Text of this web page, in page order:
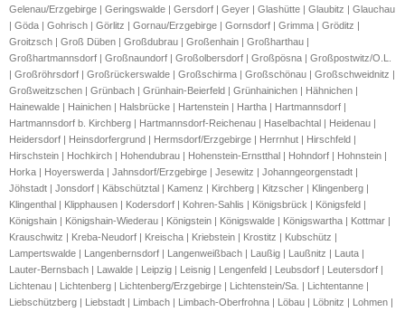
Gelenau/Erzgebirge | Geringswalde | Gersdorf | Geyer | Glashütte | Glaubitz | Glauchau
| Göda | Gohrisch | Görlitz | Gornau/Erzgebirge | Gornsdorf | Grimma | Gröditz |
Groitzsch | Groß Düben | Großdubrau | Großenhain | Großharthau |
Großhartmannsdorf | Großnaundorf | Großolbersdorf | Großpösna | Großpostwitz/O.L.
| Großröhrsdorf | Großrückerswalde | Großschirma | Großschönau | Großschweidnitz |
Großweitzschen | Grünbach | Grünhain-Beierfeld | Grünhainichen | Hähnichen |
Hainewalde | Hainichen | Halsbrücke | Hartenstein | Hartha | Hartmannsdorf |
Hartmannsdorf b. Kirchberg | Hartmannsdorf-Reichenau | Haselbachtal | Heidenau |
Heidersdorf | Heinsdorfergrund | Hermsdorf/Erzgebirge | Herrnhut | Hirschfeld |
Hirschstein | Hochkirch | Hohendubrau | Hohenstein-Ernstthal | Hohndorf | Hohnstein |
Horka | Hoyerswerda | Jahnsdorf/Erzgebirge | Jesewitz | Johanngeorgenstadt |
Jöhstadt | Jonsdorf | Käbschütztal | Kamenz | Kirchberg | Kitzscher | Klingenberg |
Klingenthal | Klipphausen | Kodersdorf | Kohren-Sahlis | Königsbrück | Königsfeld |
Königshain | Königshain-Wiederau | Königstein | Königswalde | Königswartha | Kottmar |
Krauschwitz | Kreba-Neudorf | Kreischa | Kriebstein | Krostitz | Kubschütz |
Lampertswalde | Langenbernsdorf | Langenweißbach | Laußig | Laußnitz | Lauta |
Lauter-Bernsbach | Lawalde | Leipzig | Leisnig | Lengenfeld | Leubsdorf | Leutersdorf |
Lichtenau | Lichtenberg | Lichtenberg/Erzgebirge | Lichtenstein/Sa. | Lichtentanne |
Liebschützberg | Liebstadt | Limbach | Limbach-Oberfrohna | Löbau | Löbnitz | Lohmen |